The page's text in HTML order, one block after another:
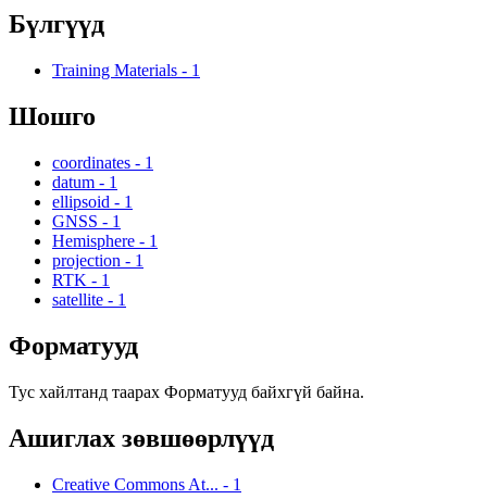
Бүлгүүд
Training Materials - 1
Шошго
coordinates - 1
datum - 1
ellipsoid - 1
GNSS - 1
Hemisphere - 1
projection - 1
RTK - 1
satellite - 1
Форматууд
Тус хайлтанд таарах Форматууд байхгүй байна.
Ашиглах зөвшөөрлүүд
Creative Commons At... - 1